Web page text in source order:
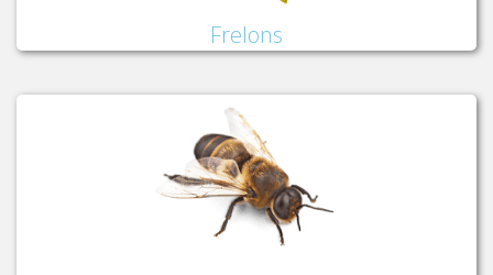
Frelons